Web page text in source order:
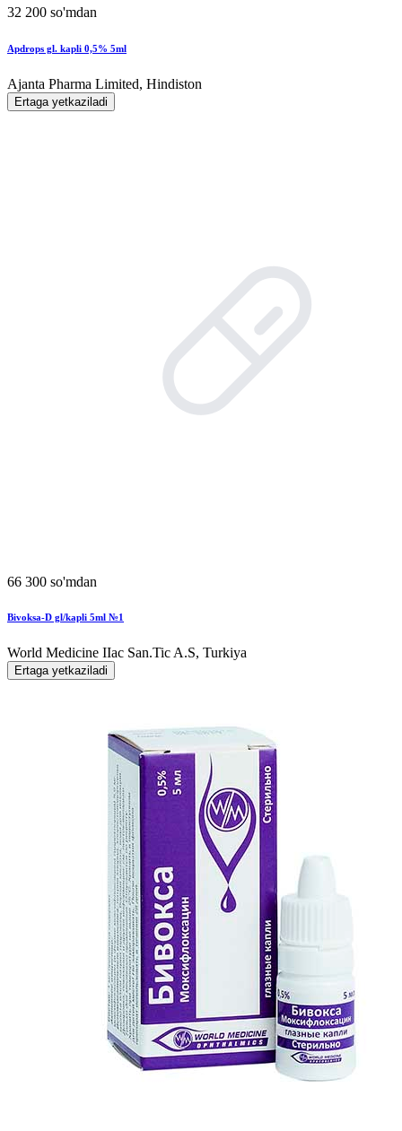
32 200 so'mdan
Apdrops gl. kapli 0,5% 5ml
Ajanta Pharma Limited, Hindiston
Ertaga yetkaziladi
66 300 so'mdan
Bivoksa-D gl/kapli 5ml №1
World Мedicine IIac San.Tic A.S, Turkiya
Ertaga yetkaziladi